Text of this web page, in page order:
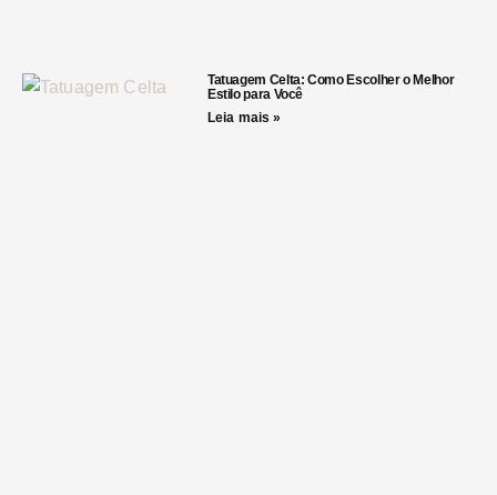
Tatuagem Celta: Como Escolher o Melhor
Estilo para Você
Leia mais »